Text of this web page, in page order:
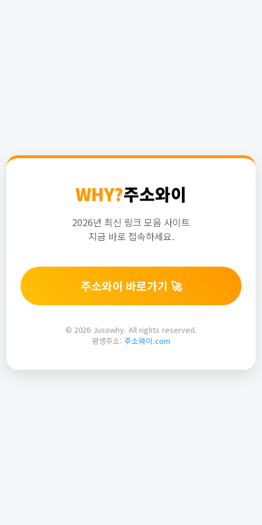
WHY?주소와이
2026년 최신 링크 모음 사이트
지금 바로 접속하세요.
주소와이 바로가기 🚀
© 2026 Jusowhy. All rights reserved.
평생주소: 주소와이.com